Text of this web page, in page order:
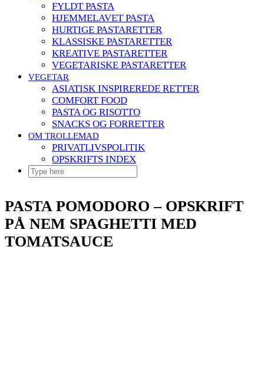
FYLDT PASTA
HJEMMELAVET PASTA
HURTIGE PASTARETTER
KLASSISKE PASTARETTER
KREATIVE PASTARETTER
VEGETARISKE PASTARETTER
VEGETAR
ASIATISK INSPIREREDE RETTER
COMFORT FOOD
PASTA OG RISOTTO
SNACKS OG FORRETTER
OM TROLLEMAD
PRIVATLIVSPOLITIK
OPSKRIFTS INDEX
PASTA POMODORO – OPSKRIFT
PÅ NEM SPAGHETTI MED
TOMATSAUCE